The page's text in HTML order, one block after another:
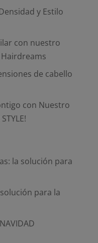
y Estilo
con nuestro
de cabello
con Nuestro
la solución para
para la